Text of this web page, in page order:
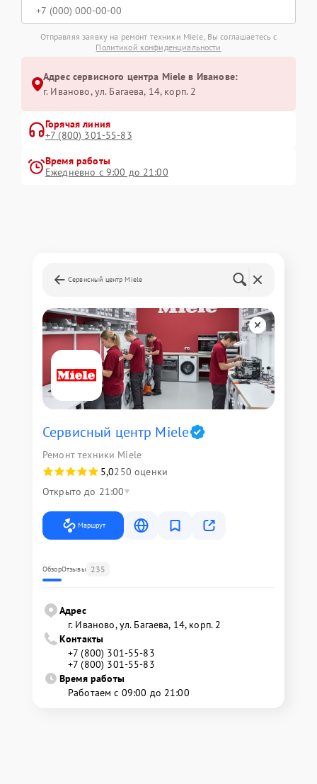
Отправляя заявку на ремонт техники Miele, Вы соглашаетесь с
Политикой конфиденциальности
Адрес сервисного центра Miele в Иванове:
г. Иваново, ул. Багаева, 14, корп. 2
Горячая линия
+7 (800) 301-55-83
Время работы
Ежедневно с 9:00 до 21:00
Сервисный центр Miele
Сервисный центр Miele
Ремонт техники Miele
5,0250 оценки
Открыто до 21:00
Маршрут
ОбзорОтзывы 235
Адрес
г. Иваново, ул. Багаева, 14, корп. 2
Контакты
+7 (800) 301-55-83
+7 (800) 301-55-83
Время работы
Работаем с 09:00 до 21:00